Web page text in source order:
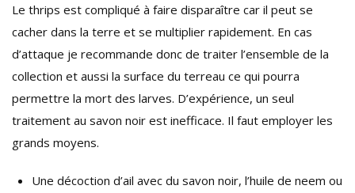
Le thrips est compliqué à faire disparaître car il peut se
cacher dans la terre et se multiplier rapidement. En cas
d’attaque je recommande donc de traiter l’ensemble de la
collection et aussi la surface du terreau ce qui pourra
permettre la mort des larves. D’expérience, un seul
traitement au savon noir est inefficace. Il faut employer les
grands moyens.
Une décoction d’ail avec du savon noir, l’huile de neem ou